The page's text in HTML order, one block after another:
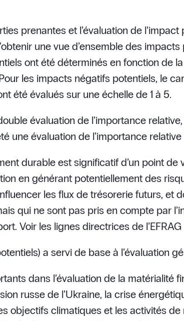
prenantes et l’évaluation de l’impact
une vue d’ensemble des
ont été déterminés en fonction de
les impacts négatifs potentiels, le
été évalués sur une échelle de 1 à 5.
évaluation de l’importance
une évaluation de l’importance
durable est significatif d’un point de
en générant potentiellement des
les flux de trésorerie futurs, et
qui ne sont pas pris en compte par
Voir les lignes directrices de
a servi de base à l’évaluation
dans l’évaluation de la matérialité
russe de l’Ukraine, la crise
objectifs climatiques et les activités